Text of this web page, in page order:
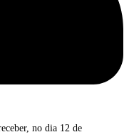
no dia 12 de